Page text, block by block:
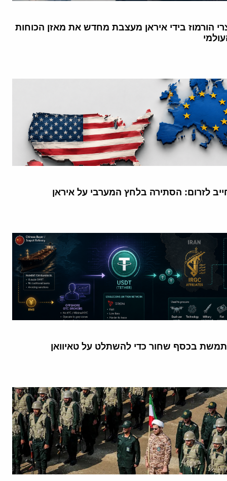
הורמוז בידי איראן מעצבת מחדש את מאזן הכוחות
לזרום: הסתירה בלחץ המערבי על איראן
בכסף שחור כדי להשתלט על טאיוואן